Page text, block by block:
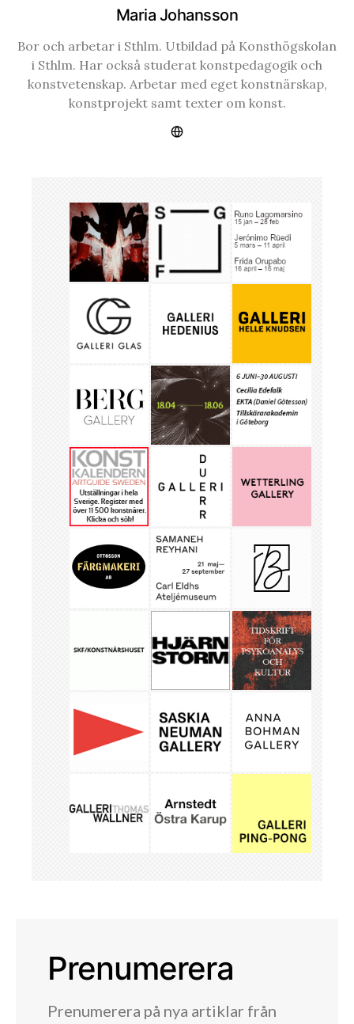
Maria Johansson
Bor och arbetar i Sthlm. Utbildad på Konsthögskolan
i Sthlm. Har också studerat konstpedagogik och
konstvetenskap. Arbetar med eget konstnärskap,
konstprojekt samt texter om konst.
Prenumerera
Prenumerera på nya artiklar från